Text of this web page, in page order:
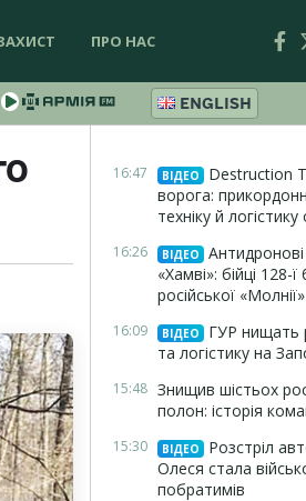
ПРО НАС
ENGLISH
16:47 ВІДЕО
Destruction
ворога:
техніку й логістику
16:26 ВІДЕО
«Хамві»: бійці
російської «Молнії»
16:09 ВІДЕО
ГУР нищать
та логістику на
15:48 Знищив шістьох
полон: історія
15:30 ВІДЕО
Розстріл
Олеся стала
побратимів